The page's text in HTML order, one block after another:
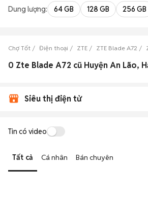
Dung lượng: 64 GB 128 GB 256 GB
Chợ Tốt Điện thoại ZTE ZTE Blade A72
0 Zte Blade A72 cũ Huyện An Lão,
Siêu thị điện tử
Tin có video
Tất cả Cá nhân Bán chuyên